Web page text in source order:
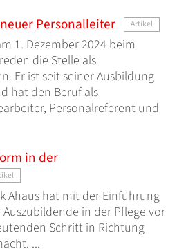
Personalleiter Artikel
1. Dezember 2024 beim
die Stelle als
Er ist seit seiner Ausbildung
hat den Beruf als
Personalreferent und
in der
Ahaus hat mit der Einführung
in der Pflege vor
Schritt in Richtung
...